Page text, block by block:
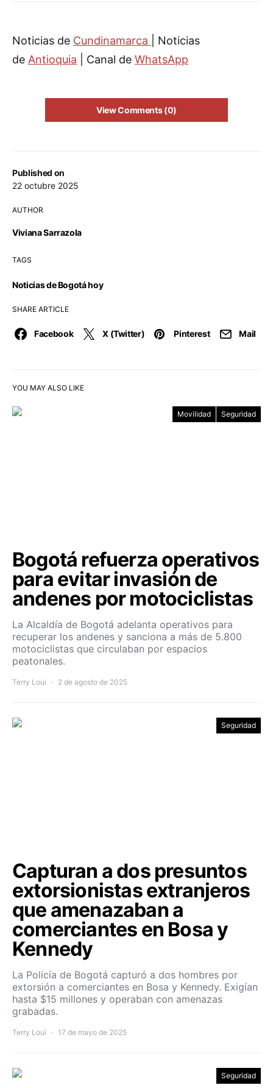
Published on
22 octubre 2025
AUTHOR
Viviana Sarrazola
TAGS
Noticias de Bogotá hoy
SHARE ARTICLE
Facebook X (Twitter) Pinterest Mail
Noticias de Cundinamarca
| Noticias
de Antioquia | Canal de WhatsApp
View Comments (0)
YOU MAY ALSO LIKE
Movilidad Seguridad
Bogotá refuerza operativos
para evitar invasión de
andenes por motociclistas
La Alcaldía de Bogotá adelanta operativos para
recuperar los andenes y sanciona a más de 5.800
motociclistas que circulaban por espacios
peatonales.
Terry Loui 2 de agosto de 2025
Seguridad
Capturan a dos presuntos
extorsionistas extranjeros
que amenazaban a
comerciantes en Bosa y
Kennedy
La Policía de Bogotá capturó a dos hombres por
extorsión a comerciantes en Bosa y Kennedy. Exigían
hasta $15 millones y operaban con amenazas
grabadas.
Terry Loui 17 de mayo de 2025
Seguridad